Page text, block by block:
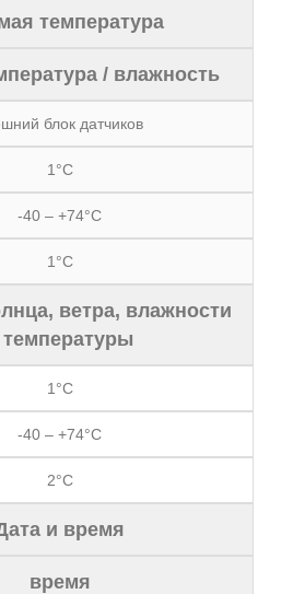
температура
/ влажность
блок датчиков
1°C
-40 – +74°C
1°C
ветра, влажности
температуры
1°C
-40 – +74°C
2°C
и время
время